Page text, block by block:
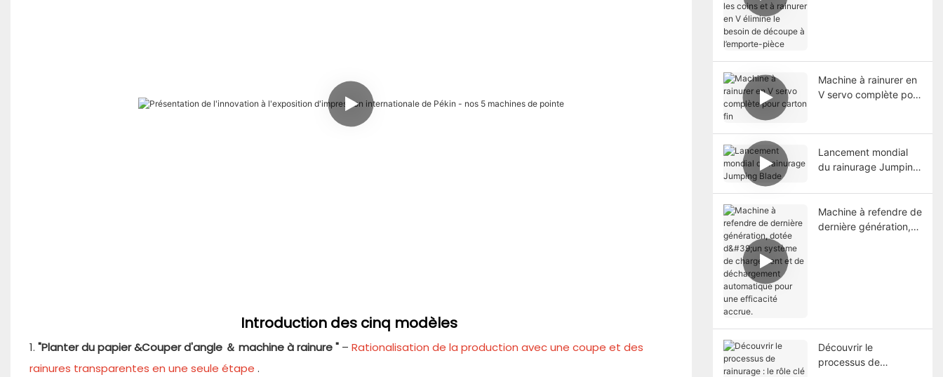
Introduction des cinq modèles
1. "Planter du papier &Couper d'angle ＆ machine à rainure " – Rationalisation de la production avec une coupe et des
rainures transparentes en une seule étape .
pièce
Machine à rainurer en
V servo complète pour
Lancement mondial
du rainurage Jumping
Machine à refendre de
dernière génération,
Découvrir le
processus de